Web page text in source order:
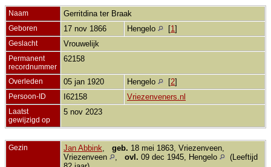
Naam Gerritdina ter Braak
Geboren 17 nov 1866 Hengelo [1 ]
Geslacht Vrouwelijk
Permanent
recordnummer
62158
Overleden 05 jan 1920 Hengelo [2]
Persoon-ID I62158 Vriezenveners.nl
Laatst
gewijzigd op
5 nov 2023
Gezin Jan Abbink geb. 18 mei 1863, Vriezenveen,
Vriezenveen
ovl. 09 dec 1945, Hengelo
(Leeftijd